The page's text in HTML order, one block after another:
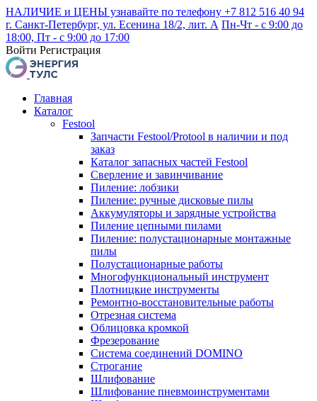
НАЛИЧИЕ и ЦЕНЫ узнавайте по телефону +7 812 516 40 94
г. Санкт-Петербург, ул. Есенина 18/2, лит. А Пн-Чт - с 9:00 до
18:00, Пт - с 9:00 до 17:00
Войти Регистрация
Главная
Каталог
Festool
Запчасти Festool/Protool в наличии и под
заказ
Каталог запасных частей Festool
Сверление и завинчивание
Пиление: лобзики
Пиление: ручные дисковые пилы
Аккумуляторы и зарядные устройства
Пиление цепными пилами
Пиление: полустационарные монтажные
пилы
Полустационарные работы
Многофункциональный инструмент
Плотницкие инструменты
Ремонтно-восстановительные работы
Отрезная система
Облицовка кромкой
Фрезерование
Система соединений DOMINO
Строгание
Шлифование
Шлифование пневмоинструментами